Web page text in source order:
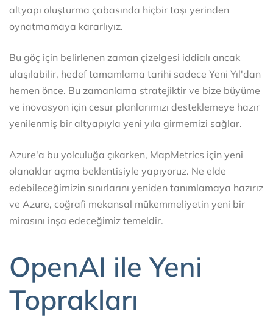
altyapı oluşturma çabasında hiçbir taşı yerinden
oynatmamaya kararlıyız.
Bu göç için belirlenen zaman çizelgesi iddialı ancak
ulaşılabilir, hedef tamamlama tarihi sadece Yeni Yıl'dan
hemen önce. Bu zamanlama stratejiktir ve bize büyüme
ve inovasyon için cesur planlarımızı desteklemeye hazır
yenilenmiş bir altyapıyla yeni yıla girmemizi sağlar.
Azure'a bu yolculuğa çıkarken, MapMetrics için yeni
olanaklar açma beklentisiyle yapıyoruz. Ne elde
edebileceğimizin sınırlarını yeniden tanımlamaya hazırız
ve Azure, coğrafi mekansal mükemmeliyetin yeni bir
mirasını inşa edeceğimiz temeldir.
OpenAI ile Yeni
Toprakları